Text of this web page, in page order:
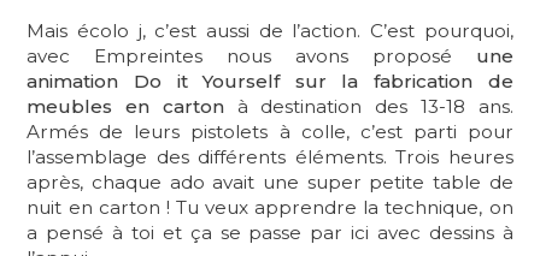
Mais écolo j, c’est aussi de l’action. C’est pourquoi,
avec Empreintes nous avons proposé une
animation Do it Yourself sur la fabrication de
meubles en cartonà destination des 13-18 ans.
Armés de leurs pistolets à colle, c’est parti pour
l’assemblage des différents éléments. Trois heures
après, chaque ado avait une super petite table de
nuit en carton ! Tu veux apprendre la technique, on
a pensé à toi et ça se passe par ici avec dessins à